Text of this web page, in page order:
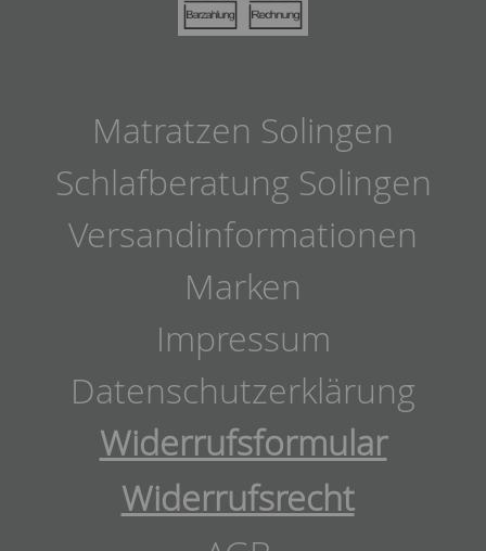
Matratzen Solingen
Schlafberatung Solingen
Versandinformationen
Marken
Impressum
Datenschutzerklärung
Widerrufsformular
Widerrufsrecht